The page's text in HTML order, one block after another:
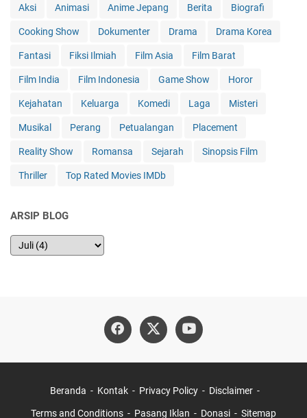
Aksi Animasi Anime Jepang Berita Biografi
Cooking Show Dokumenter Drama Drama Korea
Fantasi Fiksi Ilmiah Film Asia Film Barat
Film India Film Indonesia Game Show Horor
Kejahatan Keluarga Komedi Laga Misteri
Musikal Perang Petualangan Placement
Reality Show Romansa Sejarah Sinopsis Film
Thriller Top Rated Movies IMDb
ARSIP BLOG
Beranda Kontak Privacy Policy Disclaimer
Terms and Conditions Pasang Iklan Donasi Sitemap